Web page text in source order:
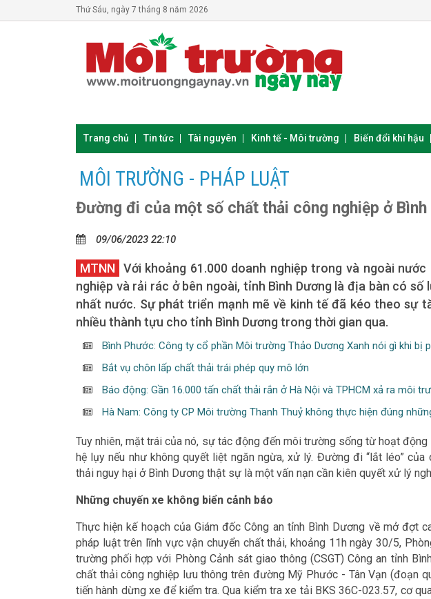
Thứ Sáu, ngày 7 tháng 8 năm 2026
Trang chủ Tin tức Tài nguyên Kinh tế - Môi trường Biến đổi khí hậu
MÔI TRƯỜNG - PHÁP LUẬT
Đường đi của một số chất thải công nghiệp ở Bình
09/06/2023 22:10
MTNN Với khoảng 61.000 doanh nghiệp trong và ngoài
nghiệp và rải rác ở bên ngoài, tỉnh Bình Dương là địa bàn có
nhất nước. Sự phát triển mạnh mẽ về kinh tế đã kéo theo sự
nhiều thành tựu cho tỉnh Bình Dương trong thời gian qua.
Bình Phước: Công ty cổ phần Môi trường Thảo Dương Xanh nói gì khi bị
Bắt vụ chôn lấp chất thải trái phép quy mô lớn
Báo động: Gần 16.000 tấn chất thải rắn ở Hà Nội và TPHCM xả ra môi
Hà Nam: Công ty CP Môi trường Thanh Thuỷ không thực hiện đúng
Tuy nhiên, mặt trái của nó, sự tác động đến môi trường sống từ hoạt
hệ lụy nếu như không quyết liệt ngăn ngừa, xử lý. Đường đi “lắt léo”
thải nguy hại ở Bình Dương thật sự là một vấn nạn cần kiên quyết xử lý
Những chuyến xe không biển cảnh báo
Thực hiện kế hoạch của Giám đốc Công an tỉnh Bình Dương về mở đợt
pháp luật trên lĩnh vực vận chuyển chất thải, khoảng 11h ngày 30/5,
trường phối hợp với Phòng Cảnh sát giao thông (CSGT) Công an tỉnh
chất thải công nghiệp lưu thông trên đường Mỹ Phước - Tân Vạn (đoạn
tiến hành dừng xe để kiểm tra. Qua kiểm tra xe tải BKS 36C-023.57, cơ